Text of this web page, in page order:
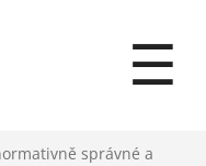
☰
správné a